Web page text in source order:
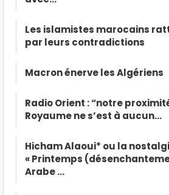
Les islamistes marocains
par leurs contradictions
Macron énerve les Algériens
Radio Orient : “notre
Royaume ne s’est à aucun…
Hicham Alaoui* ou la
« Printemps
Arabe …